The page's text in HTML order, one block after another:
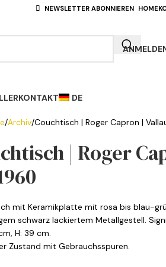
NEWSLETTER ABONNIEREN HOME
KONTAKT DE
Archiv Couchtisch | Roger Capron |
| Roger
mit Keramikplatte mit rosa bis blau-
schwarz lackiertem Metallgestell.
H: 39 cm.
Zustand mit Gebrauchsspuren.